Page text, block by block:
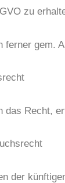
zu
ferner gem.
das Recht,
der